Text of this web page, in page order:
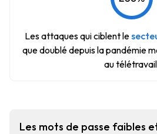
Les attaques qui ciblent le
que doublé depuis la pandémie
au
Les mots de passe faibles